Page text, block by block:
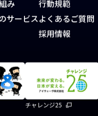
み
サービス
行動規範
よくあるご質問
採用情報
チャレンジ25